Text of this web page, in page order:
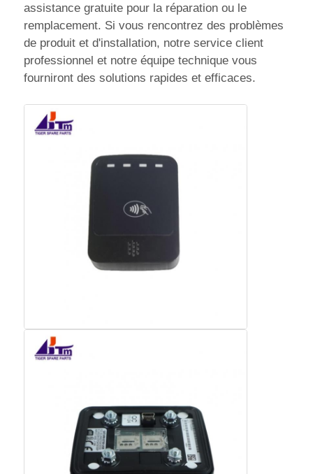
assistance gratuite pour la réparation ou le
remplacement. Si vous rencontrez des problèmes
de produit et d'installation, notre service client
professionnel et notre équipe technique vous
fourniront des solutions rapides et efficaces.